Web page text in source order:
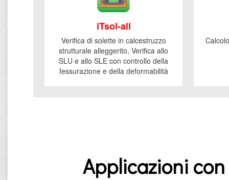
iTsol-all
Verifica di solette in calcestruzzo
strutturale alleggerito, Verifica allo
SLU e allo SLE con controllo della
fessurazione e della deformabilità
Applicazioni